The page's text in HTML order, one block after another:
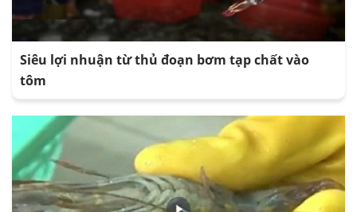
Siêu lợi nhuận từ thủ đoạn bơm tạp chất vào
tôm